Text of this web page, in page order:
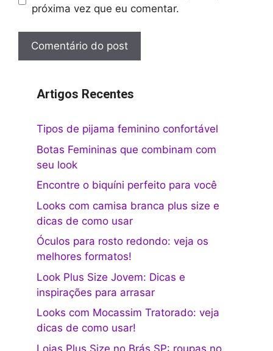
próxima vez que eu comentar.
Artigos Recentes
Tipos de pijama feminino confortável
Botas Femininas que combinam com
seu look
Encontre o biquíni perfeito para você
Looks com camisa branca plus size e
dicas de como usar
Óculos para rosto redondo: veja os
melhores formatos!
Look Plus Size Jovem: Dicas e
inspirações para arrasar
Looks com Mocassim Tratorado: veja
dicas de como usar!
Lojas Plus Size no Brás SP: roupas no